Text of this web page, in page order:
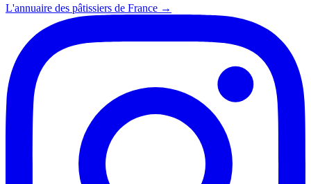
L'annuaire des pâtissiers de France →